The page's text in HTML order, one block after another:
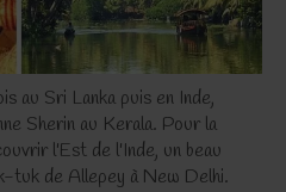
au Sri Lanka puis en Inde,
Sherin au Kerala. Pour la
l'Est de l'Inde, un beau
tuk de Allepey à New Delhi.